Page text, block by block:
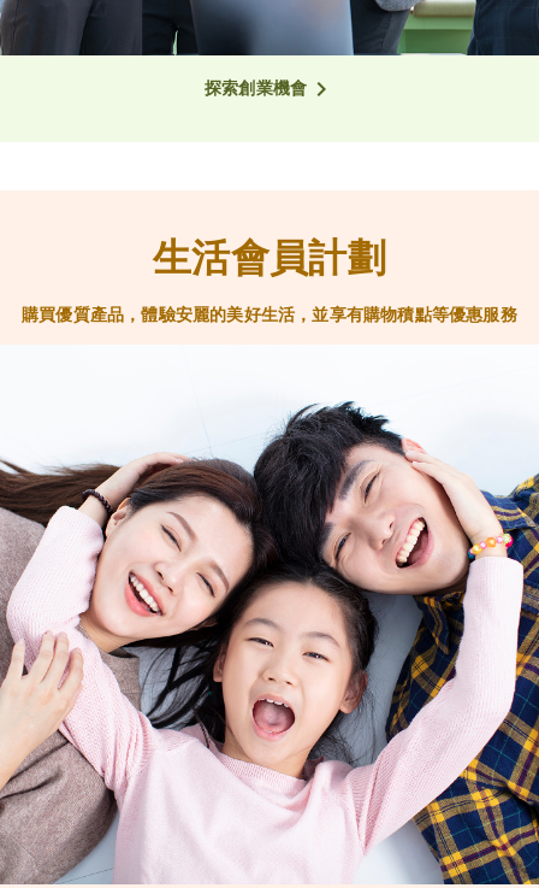
探索創業機會
生活會員計劃
購買優質產品，體驗安麗的美好生活，並享有購物積點等優惠服務